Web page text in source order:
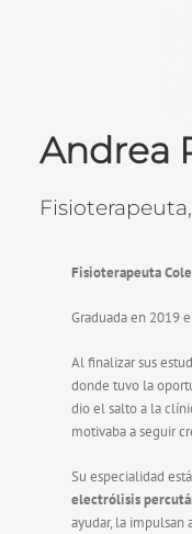
Andrea
Fisioterapeuta
Graduada en 2019
Al finalizar sus
donde tuvo la
dio el salto a la
motivaba a seguir
Su especialidad
electrólisis
ayudar, la impulsan